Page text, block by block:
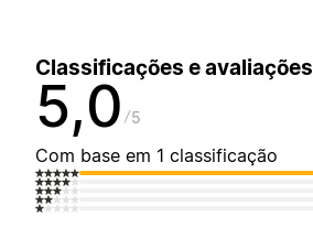
Classificações e avaliações
5,0 5
Com base em 1 classificação